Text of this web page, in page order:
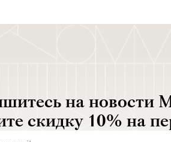
на новости
скидку 10% на